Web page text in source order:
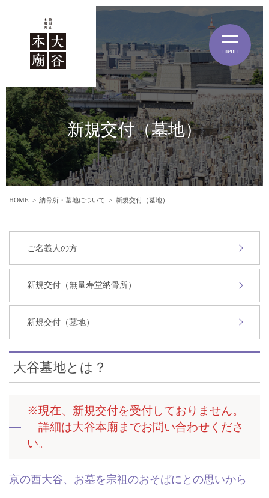
menu
新規交付（墓地）
HOME 納骨所・墓地について 新規交付（墓地）
ご名義人の方
新規交付（無量寿堂納骨所）
新規交付（墓地）
大谷墓地とは？
※現在、新規交付を受付しておりません。
詳細は大谷本廟までお問い合わせくださ
い。
京の西大谷、お墓を宗祖のおそばにとの思いから